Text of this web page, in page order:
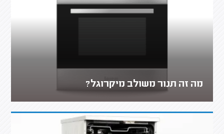
מה זה תנור משולב מיקרוגל?